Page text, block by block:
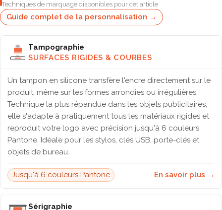
Techniques de marquage disponibles pour cet article
Guide complet de la personnalisation →
Tampographie
SURFACES RIGIDES & COURBES
Un tampon en silicone transfère l'encre directement sur le
produit, même sur les formes arrondies ou irrégulières.
Technique la plus répandue dans les objets publicitaires,
elle s'adapte à pratiquement tous les matériaux rigides et
reproduit votre logo avec précision jusqu'à 6 couleurs
Pantone. Idéale pour les stylos, clés USB, porte-clés et
objets de bureau.
Jusqu'à 6 couleurs Pantone En savoir plus →
Sérigraphie